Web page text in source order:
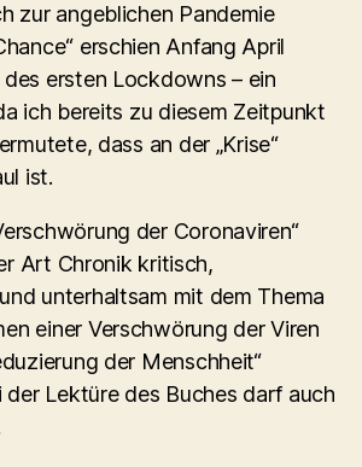
zur angeblichen Pandemie
erschien Anfang April
ersten Lockdowns – ein
ich bereits zu diesem Zeitpunkt
dass an der „Krise“
ist.
der Coronaviren“
Art Chronik kritisch,
unterhaltsam mit dem Thema
einer Verschwörung der Viren
der Menschheit“
der Lektüre des Buches darf auch